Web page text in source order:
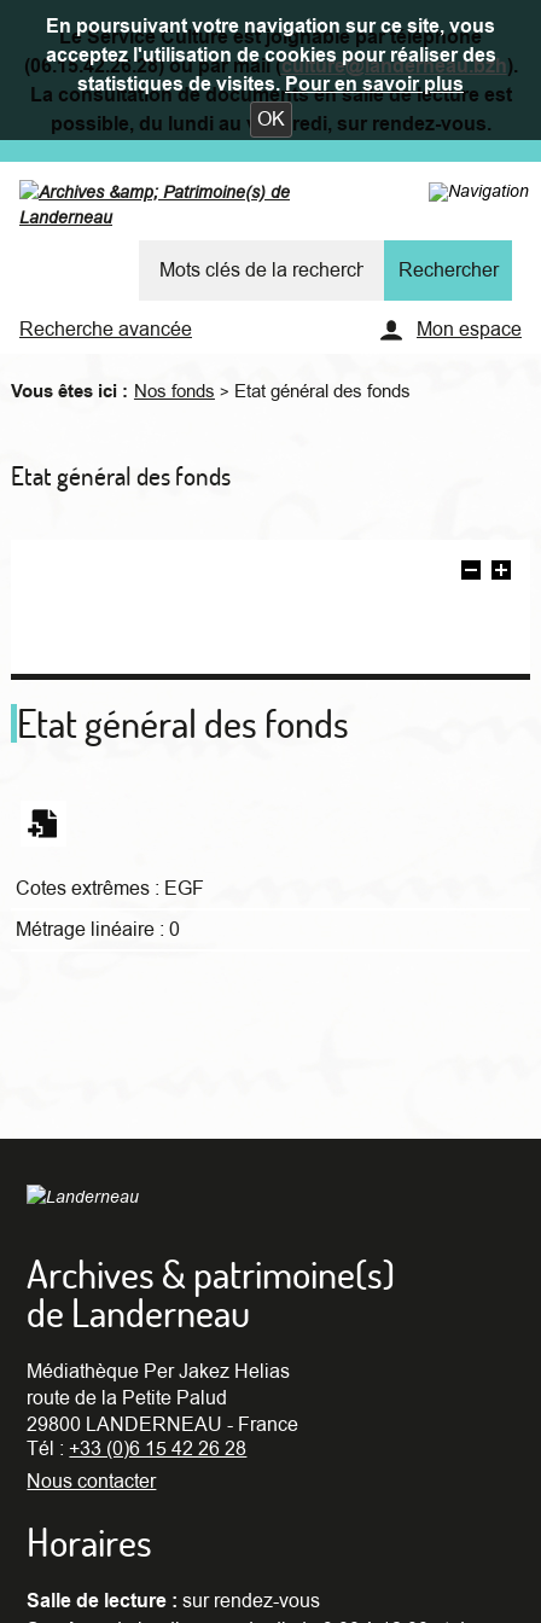
En poursuivant votre navigation sur ce site, vous
acceptez l'utilisation de cookies pour réaliser des
statistiques de visites.Pour en savoir plus
OK
Le Service Culture est joignable par téléphone
(06.15.42.26.28) ou par mail (culture@landerneau.bzh).
La consultation de documents en salle de lecture est
possible, du lundi au vendredi, sur rendez-vous.
Recherche avancée Mon espace
Vous êtes ici : Nos fonds > Etat général des fonds
Etat général des fonds
Etat général des fonds
Cotes extrêmes : EGF
Métrage linéaire : 0
Archives & patrimoine(s)
de Landerneau
Médiathèque Per Jakez Helias
route de la Petite Palud
29800 LANDERNEAU - France
Tél :+33 (0)6 15 42 26 28
Nous contacter
Horaires
Salle de lecture : sur rendez-vous